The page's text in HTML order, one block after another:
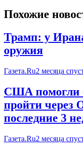
Похожие
Трамп: у
оружия
Газета.Ru2 месяца
США помогли
пройти через
последние 3
Газета.Ru2 месяца